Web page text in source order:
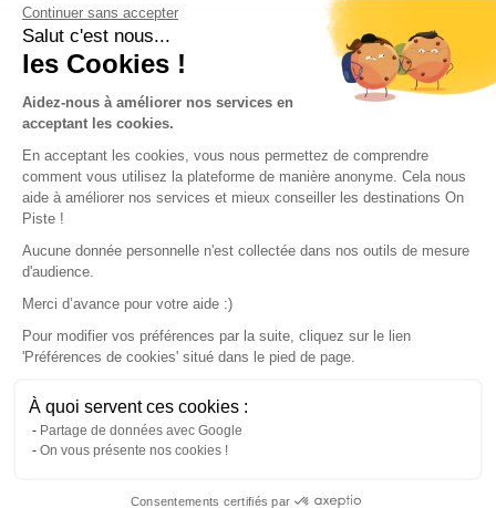
Conditions of use
Our partners
v. 1.45.0
Continuer sans accepter
Salut c'est nous...
les Cookies !
Aidez-nous à améliorer nos services en
acceptant les cookies.
En acceptant les cookies, vous nous permettez de comprendre
comment vous utilisez la plateforme de manière anonyme. Cela nous
aide à améliorer nos services et mieux conseiller les destinations On
Piste !
Aucune donnée personnelle n'est collectée dans nos outils de mesure
d'audience.
Merci d’avance pour votre aide :)
Pour modifier vos préférences par la suite, cliquez sur le lien
'Préférences de cookies' situé dans le pied de page.
À quoi servent ces cookies :
Partage de données avec Google
On vous présente nos cookies !
Consentements certifiés par